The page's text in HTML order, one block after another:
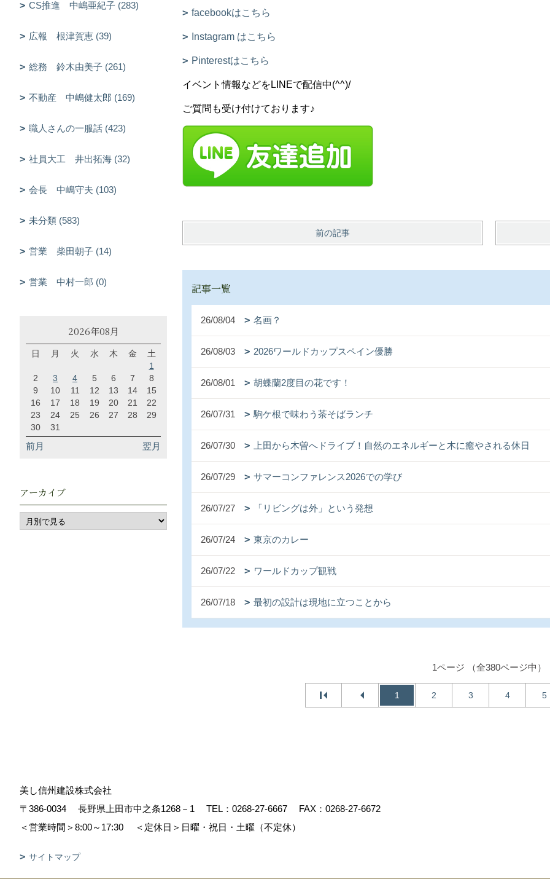
facebookはこちら
Instagram はこちら
Pinterestはこちら
イベント情報などをLINEで配信中(^^)/
ご質問も受け付けております♪
前の記事
記事一覧
26/08/04 名画？
26/08/03 2026ワールドカップスペイン優勝
26/08/01 胡蝶蘭2度目の花です！
26/07/31 駒ケ根で味わう茶そばランチ
26/07/30 上田から木曽へドライブ！自然のエネルギーと木に癒やされる休日
26/07/29 サマーコンファレンス2026での学び
26/07/27 「リビングは外」という発想
26/07/24 東京のカレー
26/07/22 ワールドカップ観戦
26/07/18 最初の設計は現地に立つことから
1ページ （全380ページ中）
1 2 3 4 5
CS推進 中嶋亜紀子 (283)
広報 根津賀恵 (39)
総務 鈴木由美子 (261)
不動産 中嶋健太郎 (169)
職人さんの一服話 (423)
社員大工 井出拓海 (32)
会長 中嶋守夫 (103)
未分類 (583)
営業 柴田朝子 (14)
営業 中村一郎 (0)
2026年08月
日 月 火 水 木 金
土
1
2
3 4 5 6 7
8
9
10 11 12 13 14
15
16
17 18 19 20 21
22
23
24 25 26 27 28
29
30
31
前月 翌月
アーカイブ
美し信州建設株式会社
〒386-0034
長野県上田市中之条1268－1 TEL： 0268-27-6667
FAX：0268-27-6672
＜営業時間＞8:00～17:30
＜定休日＞日曜・祝日・土曜（不定休）
サイトマップ